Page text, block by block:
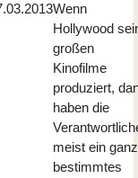
Wenn
Hollywood
großen
Kinofilme
produziert,
haben die
meist ein ganz
bestimmtes